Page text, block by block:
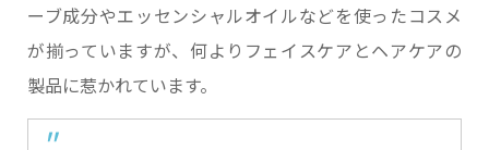
ーブ成分やエッセンシャルオイルなどを使ったコスメ
が揃っていますが、何よりフェイスケアとヘアケアの
製品に惹かれています。